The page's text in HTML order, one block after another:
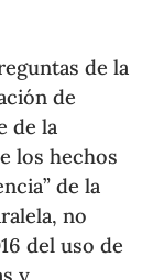
de la
de
de la
los hechos
de la
no
del uso de
y